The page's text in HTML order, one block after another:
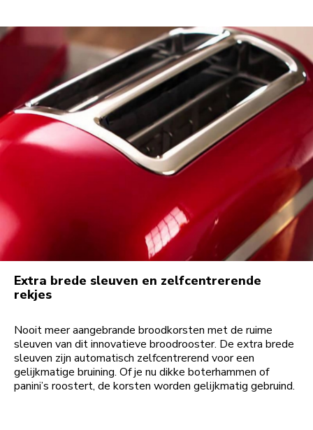
Extra brede sleuven en zelfcentrerende
rekjes
Nooit meer aangebrande broodkorsten met de ruime
sleuven van dit innovatieve broodrooster. De extra brede
sleuven zijn automatisch zelfcentrerend voor een
gelijkmatige bruining. Of je nu dikke boterhammen of
panini’s roostert, de korsten worden gelijkmatig gebruind.